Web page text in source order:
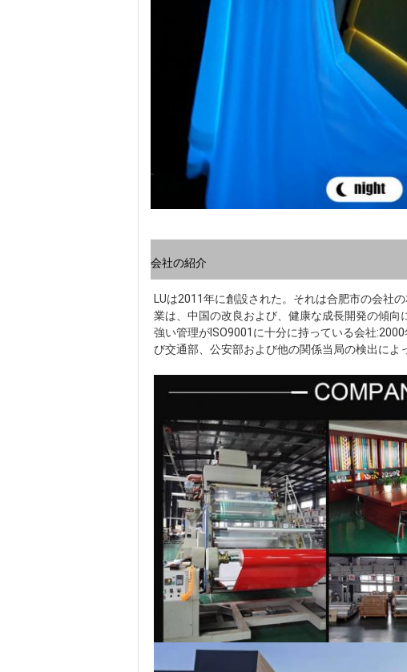
会社の紹介
LUは2011年に創設された。それは合肥市の会社
業は、 中国の改良および、健康な成長開発の傾
強い管理がISO9001に十分に持っている会社
び交通部、公安部および他の関係当局の検出によ